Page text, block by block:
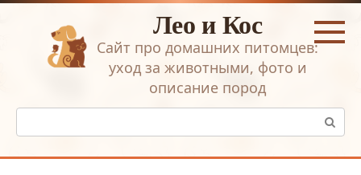
Перейти
Лео и Кос
Сайт про домашних питомцев:
уход за животными, фото и
описание пород
Поиск: